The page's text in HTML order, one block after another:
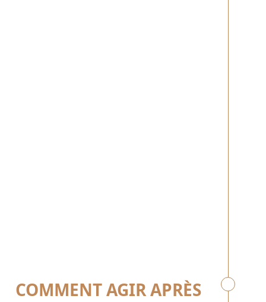
COMMENT AGIR APRÈS